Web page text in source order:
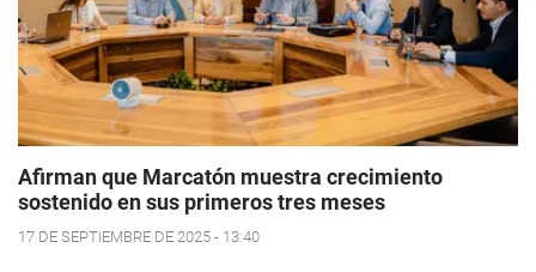
Afirman que Marcatón muestra crecimiento
sostenido en sus primeros tres meses
17 DE SEPTIEMBRE DE 2025 - 13:40